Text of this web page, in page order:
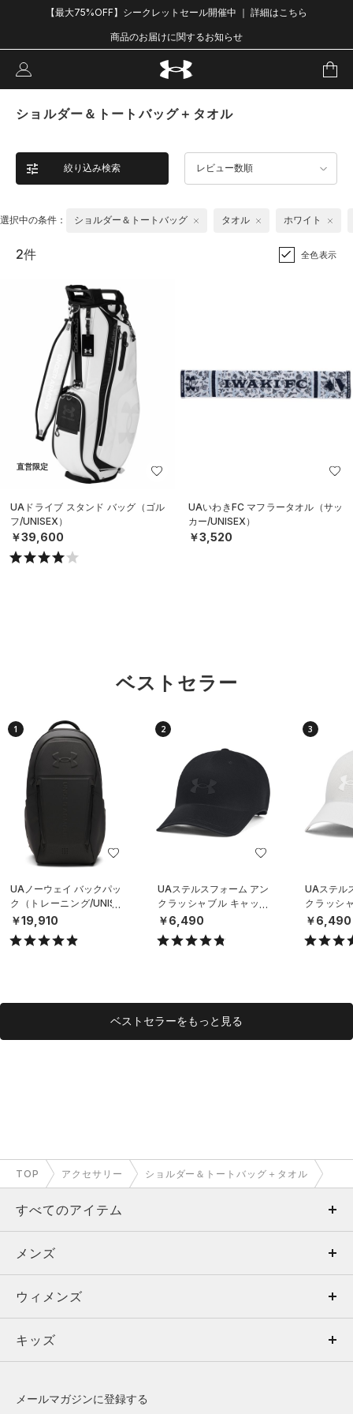
【最大75%OFF】シークレットセール開催中 ｜ 詳細はこちら
商品のお届けに関するお知らせ
ショルダー＆トートバッグ＋タオル
絞り込み検索 レビュー数順
選択中の条件： ショルダー＆トートバッグ タオル ホワイト
2件 全色表示
直営限定
UAドライブ スタンド バッグ（ゴル
フ/UNISEX）
￥39,600
UAいわきFC マフラータオル（サッ
カー/UNISEX）
￥3,520
ベストセラー
1
UAノーウェイ バックパッ
ク（トレーニング/UNISE
X）
￥19,910
2
UAステルスフォーム アン
クラッシャブル キャップ
（ライフスタイル/UNISE
X）
￥6,490
3
UAステル
クラッシ
（ライフ
X）
￥6,490
ベストセラーをもっと見る
TOP アクセサリー ショルダー＆トートバッグ＋タオル
すべてのアイテム
メンズ
ウィメンズ
キッズ
メンズ
トップス
ボトムス
ウィメンズ
トップス
キッズ
メールマガジンに登録する